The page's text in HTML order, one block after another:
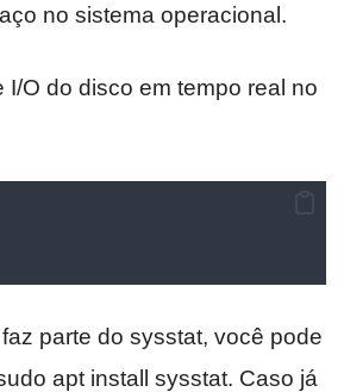
no sistema operacional.
I/O do disco em tempo real no
parte do sysstat, você pode
apt install sysstat. Caso já